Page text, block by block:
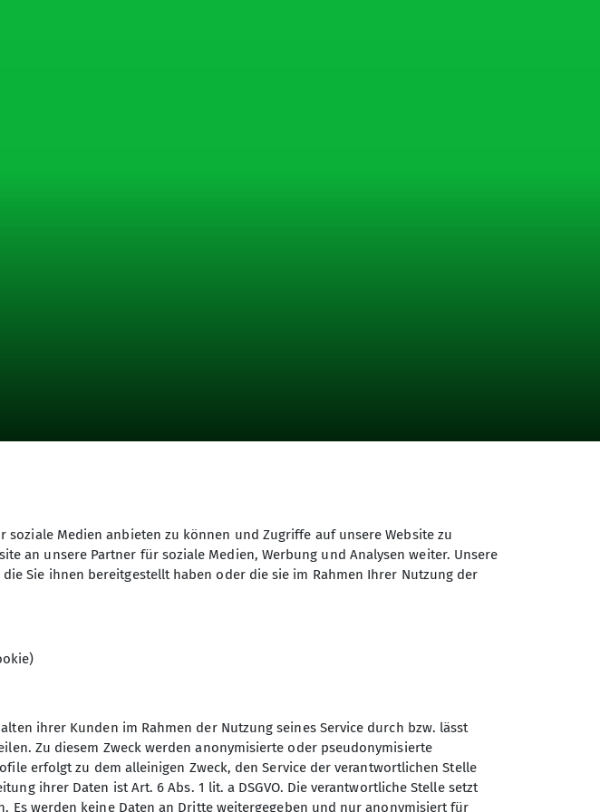
Ende Mai gesperrt.
Medien anbieten zu können und Zugriffe auf unsere Website zu
an unsere Partner für soziale Medien, Werbung und Analysen weiter. Unsere
Sie ihnen bereitgestellt haben oder die sie im Rahmen Ihrer Nutzung der
ihrer Kunden im Rahmen der Nutzung seines Service durch bzw. lässt
Zu diesem Zweck werden anonymisierte oder pseudonymisierte
erfolgt zu dem alleinigen Zweck, den Service der verantwortlichen Stelle
ihrer Daten ist Art. 6 Abs. 1 lit. a DSGVO. Die verantwortliche Stelle setzt
Es werden keine Daten an Dritte weitergegeben und nur anonymisiert für